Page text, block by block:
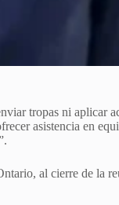
tropas ni aplicar
asistencia en
al cierre de la